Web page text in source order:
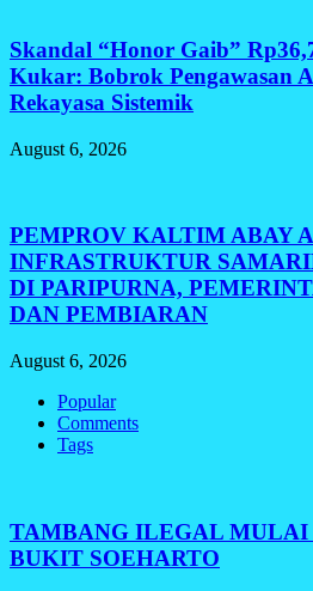
Skandal “Honor Gaib”
Kukar: Bobrok Pengawasan
Rekayasa Sistemik
August 6, 2026
PEMPROV KALTIM ABAY
INFRASTRUKTUR
DI PARIPURNA,
DAN PEMBIARAN
August 6, 2026
Popular
Comments
Tags
TAMBANG ILEGAL
BUKIT SOEHARTO